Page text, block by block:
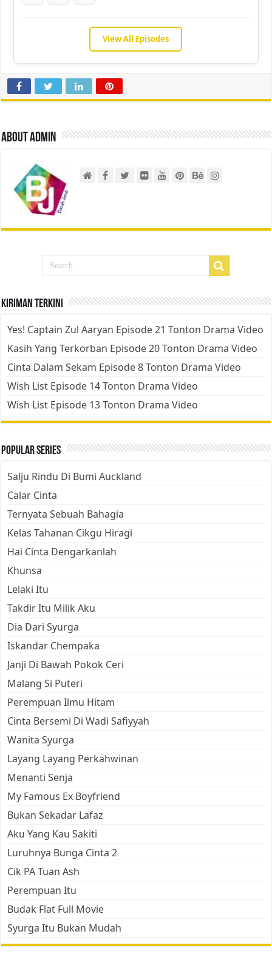
View All Episodes
About admin
Kiriman Terkini
Yes! Captain Zul Aaryan Episode 21 Tonton Drama Video
Kasih Yang Terkorban Episode 20 Tonton Drama Video
Cinta Dalam Sekam Episode 8 Tonton Drama Video
Wish List Episode 14 Tonton Drama Video
Wish List Episode 13 Tonton Drama Video
Popular Series
Salju Rindu Di Bumi Auckland
Calar Cinta
Ternyata Sebuah Bahagia
Kelas Tahanan Cikgu Hiragi
Hai Cinta Dengarkanlah
Khunsa
Lelaki Itu
Takdir Itu Milik Aku
Dia Dari Syurga
Iskandar Chempaka
Janji Di Bawah Pokok Ceri
Malang Si Puteri
Perempuan Ilmu Hitam
Cinta Bersemi Di Wadi Safiyyah
Wanita Syurga
Layang Layang Perkahwinan
Menanti Senja
My Famous Ex Boyfriend
Bukan Sekadar Lafaz
Aku Yang Kau Sakiti
Luruhnya Bunga Cinta 2
Cik PA Tuan Ash
Perempuan Itu
Budak Flat Full Movie
Syurga Itu Bukan Mudah